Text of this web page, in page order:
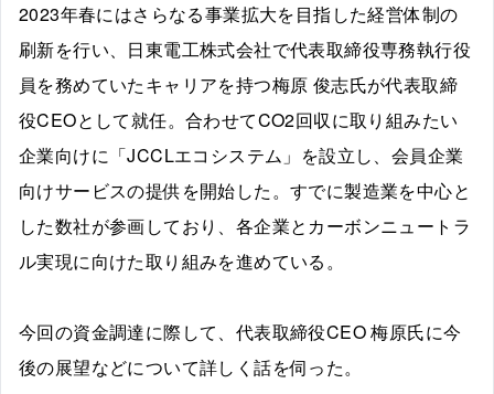
2023年春にはさらなる事業拡大を目指した経営体制の
刷新を行い、日東電工株式会社で代表取締役専務執行役
員を務めていたキャリアを持つ梅原 俊志氏が代表取締
役CEOとして就任。合わせてCO2回収に取り組みたい
企業向けに「JCCLエコシステム」を設立し、会員企業
向けサービスの提供を開始した。すでに製造業を中心と
した数社が参画しており、各企業とカーボンニュートラ
ル実現に向けた取り組みを進めている。
今回の資金調達に際して、代表取締役CEO 梅原氏に今
後の展望などについて詳しく話を伺った。